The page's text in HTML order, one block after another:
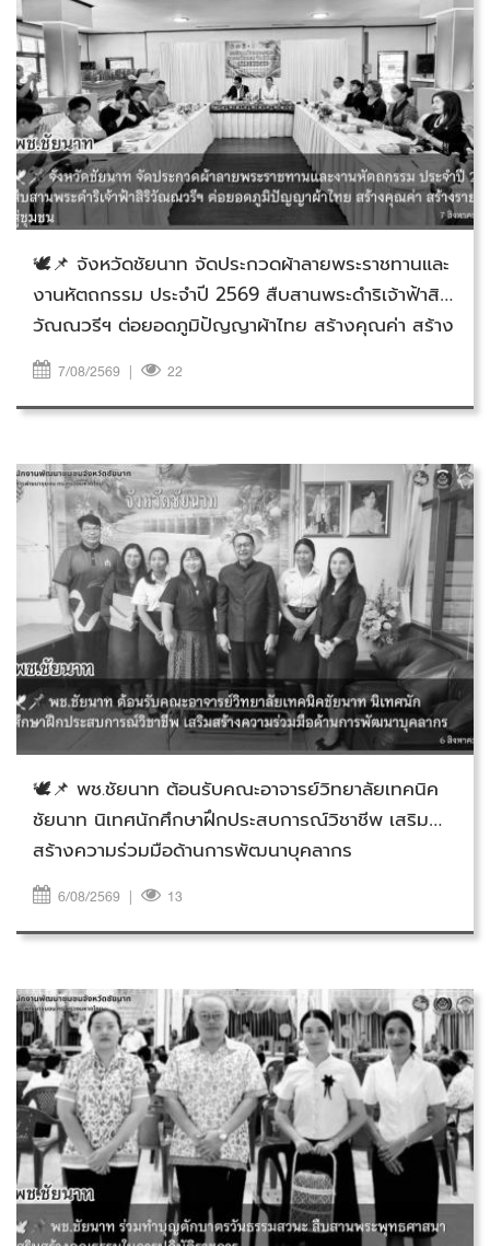
วันศุกร์ที่ 7 สิงหาคม 2569
🕊️📌 จังหวัดชัยนาท จัดประกวดผ้าลายพระราชทานและ
งานหัตถกรรม ประจำปี 2569 สืบสานพระดำริเจ้าฟ้าสิริ
วัณณวรีฯ ต่อยอดภูมิปัญญาผ้าไทย สร้างคุณค่า สร้าง
รายได้สู่ชุมชน
7/08/2569 | 22
วันพฤหัสบดีที่ 6 สิงหาคม 2569
🕊️📌 พช.ชัยนาท ต้อนรับคณะอาจารย์วิทยาลัยเทคนิค
ชัยนาท นิเทศนักศึกษาฝึกประสบการณ์วิชาชีพ เสริม
สร้างความร่วมมือด้านการพัฒนาบุคลากร
6/08/2569 | 13